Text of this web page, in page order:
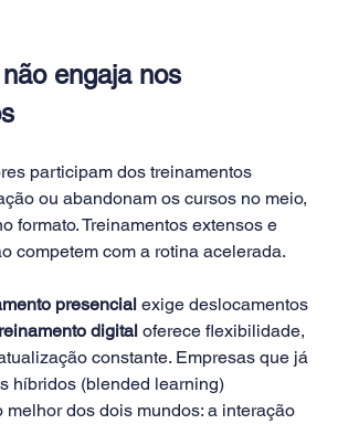
engaja nos
participam dos treinamentos
ou abandonam os cursos no meio,
formato. Treinamentos extensos e
competem com a rotina acelerada.
presencial exige deslocamentos
digital oferece flexibilidade,
constante. Empresas que já
híbridos (blended learning)
melhor dos dois mundos: a interação